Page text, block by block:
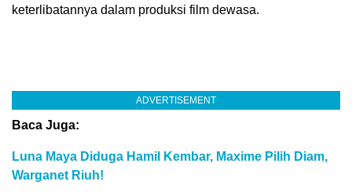
keterlibatannya dalam produksi film dewasa.
ADVERTISEMENT
Baca Juga:
Luna Maya Diduga Hamil Kembar, Maxime Pilih Diam,
Warganet Riuh!